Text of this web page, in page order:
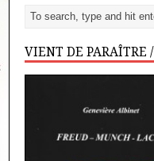
VIENT DE PARAÎTRE